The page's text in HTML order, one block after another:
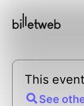
This
See